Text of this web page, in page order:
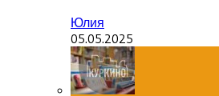
Юлия
05.05.2025